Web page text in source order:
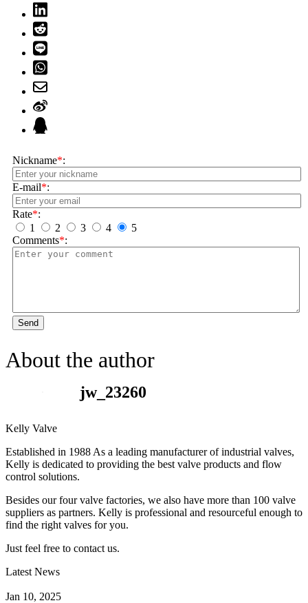
Nickname*:
E-mail*:
Rate*:
1
2 3 4
5
Comments*:
Send
About the author
jw_23260
Kelly Valve
Established in 1988 As a leading manufacturer of industrial valves,
Kelly is dedicated to providing the best valve products and flow
control solutions.
Besides our four valve factories, we also have more than 100 valve
suppliers as partners. Kelly is professional and resourceful enough to
find the right valves for you.
Just feel free to contact us.
Latest News
Jan 10, 2025